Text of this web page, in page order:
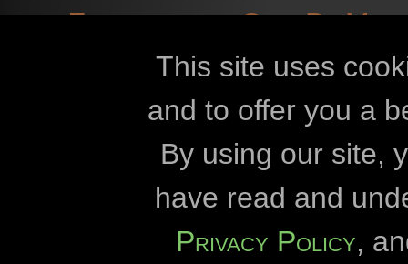
Σχετικά με το
τεχνικές πληροφορίες
Πανεπιστήμιο
Πανεπιστήμιο
Διεύθυνση Εθνικού
This site uses
and to offer you a
By using our site,
have read and
Privacy Policy,